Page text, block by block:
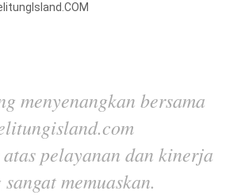
menyenangkan bersama
pelayanan dan kinerja
memuaskan.